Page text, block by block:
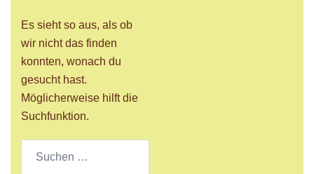
Es sieht so aus, als ob
wir nicht das finden
konnten, wonach du
gesucht hast.
Möglicherweise hilft die
Suchfunktion.